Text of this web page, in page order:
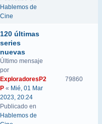
Hablemos de
Cine
120 últimas
series
nuevas
Último mensaje
por
ExploradoresP2
P « Mié, 01 Mar
2023, 20:24
Publicado en
Hablemos de
79860